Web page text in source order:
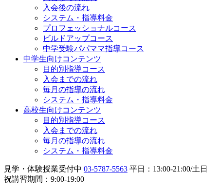
入会後の流れ
システム・指導料金
プロフェッショナルコース
ビルドアップコース
中学受験パパママ指導コース
中学生向けコンテンツ
目的別指導コース
入会までの流れ
毎月の指導の流れ
システム・指導料金
高校生向けコンテンツ
目的別指導コース
入会までの流れ
毎月の指導の流れ
システム・指導料金
見学・体験授業受付中 03-5787-5563 平日：13:00-21:00/土日
祝講習期間：9:00-19:00